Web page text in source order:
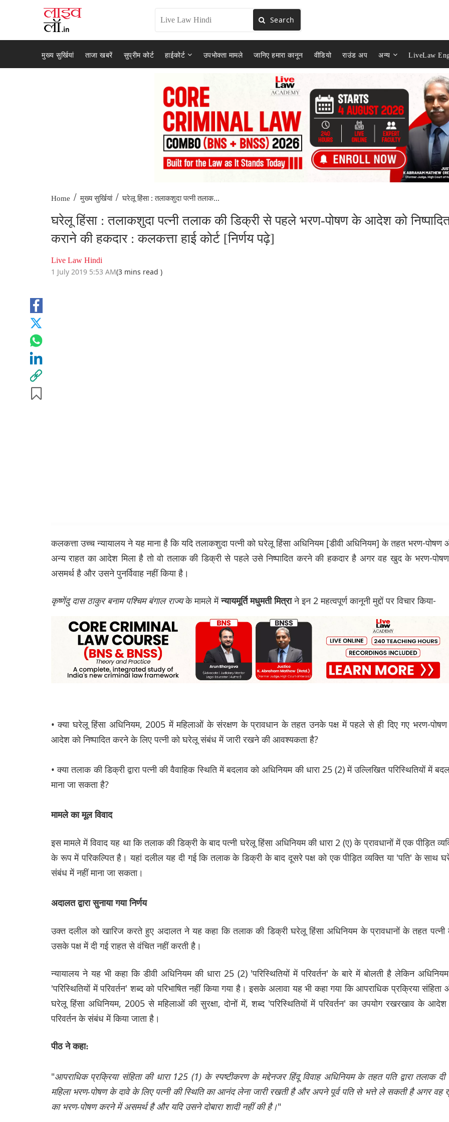
Search
मुख्य सुर्खियां ताजा खबरें सुप्रीम कोर्ट हाईकोर्ट उपभोक्ता मामले जानिए हमारा कानून वीडियो राउंड अप अन्य LiveLaw
Home / मुख्य सुर्खियां / घरेलू हिंसा : तलाकशुदा पत्नी तलाक...
घरेलू हिंसा : तलाकशुदा पत्नी तलाक की डिक्री से पहले भरण-पोषण के आदेश को
कराने की हकदार : कलकत्ता हाई कोर्ट [निर्णय पढ़े]
Live Law Hindi
1 July 2019 5:53 AM(3 mins read )
कलकत्ता उच्च न्यायालय ने यह माना है कि यदि तलाकशुदा पत्नी को घरेलू हिंसा अधिनियम [डीवी अधिनियम] के तहत भरण-पोषण
अन्य राहत का आदेश मिला है तो वो तलाक की डिक्री से पहले उसे निष्पादित करने की हकदार है अगर वह खुद के भरण-
असमर्थ है और उसने पुनर्विवाह नहीं किया है।
कृष्णेंदु दास ठाकुर बनाम पश्चिम बंगाल राज्यके मामले मेंन्यायमूर्ति मधुमती मित्राने इन 2 महत्वपूर्ण कानूनी मुद्दों पर विचार किया-
• क्या घरेलू हिंसा अधिनियम, 2005 में महिलाओं के संरक्षण के प्रावधान के तहत उनके पक्ष में पहले से ही दिए गए भरण-
आदेश को निष्पादित करने के लिए पत्नी को घरेलू संबंध में जारी रखने की आवश्यकता है?
• क्या तलाक की डिक्री द्वारा पत्नी की वैवाहिक स्थिति में बदलाव को अधिनियम की धारा 25 (2) में उल्लिखित परिस्थितियों में
माना जा सकता है?
मामले का मूल विवाद
इस मामले में विवाद यह था कि तलाक की डिक्री के बाद पत्नी घरेलू हिंसा अधिनियम की धारा 2 (ए) के प्रावधानों में एक पीड़ित
के रूप में परिकल्पित है। यहां दलील यह दी गई कि तलाक के डिक्री के बाद दूसरे पक्ष को एक पीड़ित व्यक्ति या 'पति' के साथ
संबंध में नहीं माना जा सकता।
अदालत द्वारा सुनाया गया निर्णय
उक्त दलील को खारिज करते हुए अदालत ने यह कहा कि तलाक की डिक्री घरेलू हिंसा अधिनियम के प्रावधानों के तहत पत्नी
उसके पक्ष में दी गई राहत से वंचित नहीं करती है।
न्यायालय ने यह भी कहा कि डीवी अधिनियम की धारा 25 (2) 'परिस्थितियों में परिवर्तन' के बारे में बोलती है लेकिन
'परिस्थितियों में परिवर्तन' शब्द को परिभाषित नहीं किया गया है। इसके अलावा यह भी कहा गया कि आपराधिक प्रक्रिया संहिता
घरेलू हिंसा अधिनियम, 2005 से महिलाओं की सुरक्षा, दोनों में, शब्द 'परिस्थितियों में परिवर्तन' का उपयोग रखरखाव के
परिवर्तन के संबंध में किया जाता है।
पीठ ने कहा:
"आपराधिक प्रक्रिया संहिता की धारा 125 (1) के स्पष्टीकरण के मद्देनजर हिंदू विवाह अधिनियम के तहत पति द्वारा तलाक दी
महिला भरण-पोषण के दावे के लिए पत्नी की स्थिति का आनंद लेना जारी रखती है और अपने पूर्व पति से भत्ते ले सकती है अगर वह
का भरण-पोषण करने में असमर्थ है और यदि उसने दोबारा शादी नहीं की है।"